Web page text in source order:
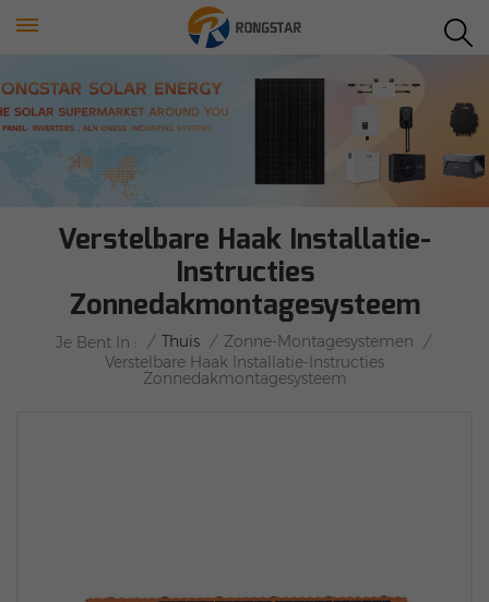
Verstelbare Haak Installatie-
Instructies
Zonnedakmontagesysteem
Je Bent In : / Thuis / Zonne-Montagesystemen
/
Verstelbare Haak Installatie-Instructies
Zonnedakmontagesysteem